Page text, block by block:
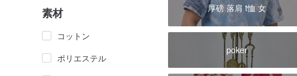
素材
コットン
ポリエステル
厚磅 落肩 t恤 女
poker